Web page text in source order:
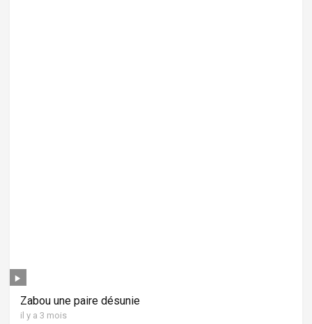
Zabou une paire désunie
il y a 3 mois